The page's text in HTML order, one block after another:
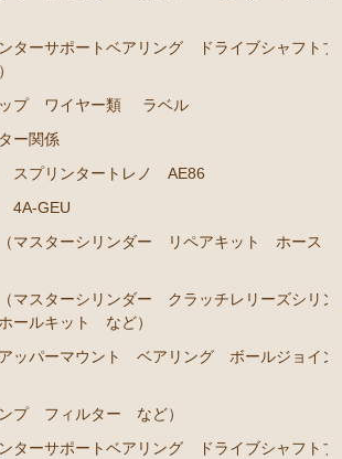
ターサポートベアリング ドライブシャフトブ
プ ワイヤー類
ラベル
ー関係
スプリンタートレノ AE86
4A-GEU
（マスターシリンダー リペアキット ホース
マスターシリンダー クラッチレリーズシリン
ールキット など）
ッパーマウント ベアリング ボールジョイン
プ フィルター など）
ターサポートベアリング ドライブシャフトブ